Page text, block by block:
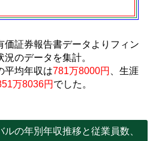
価証券報告書データよりフィン
のデータを集計。
平均年収は781万8000円
、生涯
万8036円 でした。
の年別年収推移と従業員数、